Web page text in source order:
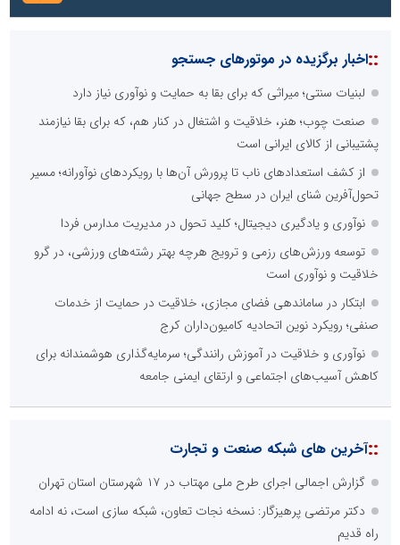
::اخبار برگزیده در موتورهای جستجو
لبنیات سنتی؛ میراثی که برای بقا به حمایت و نوآوری نیاز دارد
صنعت چوب؛ هنر، خلاقیت و اشتغال در کنار هم، که برای بقا نیازمند
پشتیبانی از کالای ایرانی است
از کشف استعدادهای ناب تا پرورش آن‌ها با رویکردهای نوآورانه؛ مسیر
تحول‌آفرین شنای ایران در سطح جهانی
نوآوری و یادگیری دیجیتال؛ کلید تحول در مدیریت مدارس فردا
توسعه ورزش‌های رزمی و ترویج هرچه بهتر رشته‌های ورزشی، در گرو
خلاقیت و نوآوری است
ابتکار در ساماندهی فضای مجازی، خلاقیت در حمایت از خدمات
صنفی؛ رویکرد نوین اتحادیه کامیون‌داران کرج
نوآوری و خلاقیت در آموزش رانندگی؛ سرمایه‌گذاری هوشمندانه برای
کاهش آسیب‌های اجتماعی و ارتقای ایمنی جامعه
::آخرین های شبکه صنعت و تجارت
گزارش اجمالی اجرای طرح ملی مهتاب در ۱۷ شهرستان استان تهران
دکتر مرتضی پرهیزگار: نسخه نجات تعاون، شبکه سازی است، نه ادامه
راه قدیم